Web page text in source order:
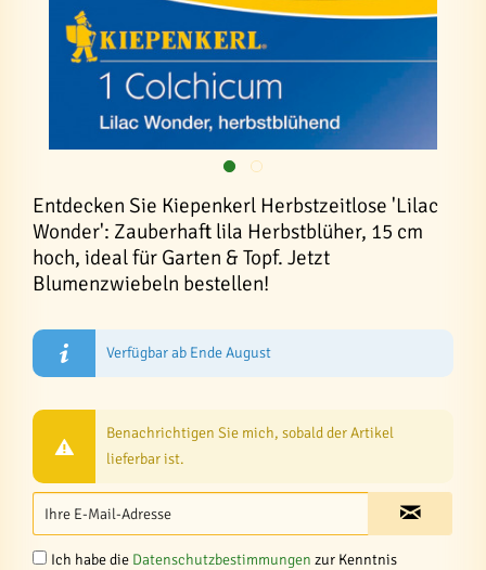
Entdecken Sie Kiepenkerl Herbstzeitlose 'Lilac
Wonder': Zauberhaft lila Herbstblüher, 15 cm
hoch, ideal für Garten & Topf. Jetzt
Blumenzwiebeln bestellen!
Verfügbar ab Ende August
Benachrichtigen Sie mich, sobald der Artikel
lieferbar ist.
Ich habe die Datenschutzbestimmungen zur Kenntnis